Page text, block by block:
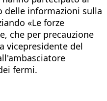
delle informazioni sulla
«Le forze
che per precauzione
vicepresidente del
fermi.